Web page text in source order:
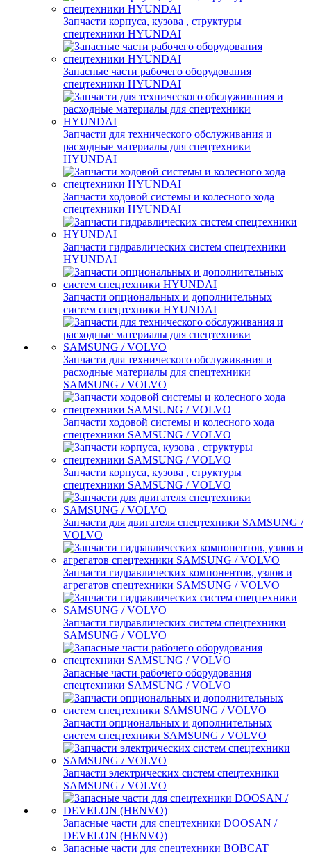
Запчасти корпуса, кузова , структуры
спецтехники HYUNDAI
Запасные части рабочего оборудования
спецтехники HYUNDAI
Запчасти для технического обслуживания и
расходные материалы для спецтехники
HYUNDAI
Запчасти ходовой системы и колесного хода
спецтехники HYUNDAI
Запчасти гидравлических систем спецтехники
HYUNDAI
Запчасти опциональных и дополнительных
систем спецтехники HYUNDAI
Запчасти для технического обслуживания и
расходные материалы для спецтехники
SAMSUNG / VOLVO
Запчасти ходовой системы и колесного хода
спецтехники SAMSUNG / VOLVO
Запчасти корпуса, кузова , структуры
спецтехники SAMSUNG / VOLVO
Запчасти для двигателя спецтехники SAMSUNG /
VOLVO
Запчасти гидравлических компонентов, узлов и
агрегатов спецтехники SAMSUNG / VOLVO
Запчасти гидравлических систем спецтехники
SAMSUNG / VOLVO
Запасные части рабочего оборудования
спецтехники SAMSUNG / VOLVO
Запчасти опциональных и дополнительных
систем спецтехники SAMSUNG / VOLVO
Запчасти электрических систем спецтехники
SAMSUNG / VOLVO
Запасные части для спецтехники DOOSAN /
DEVELON (HENVO)
Запасные части для спецтехники BOBCAT